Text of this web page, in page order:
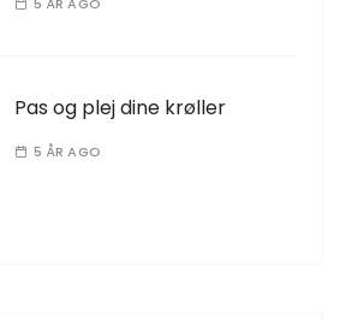
Pas og plej dine krøller
5 ÅR AGO